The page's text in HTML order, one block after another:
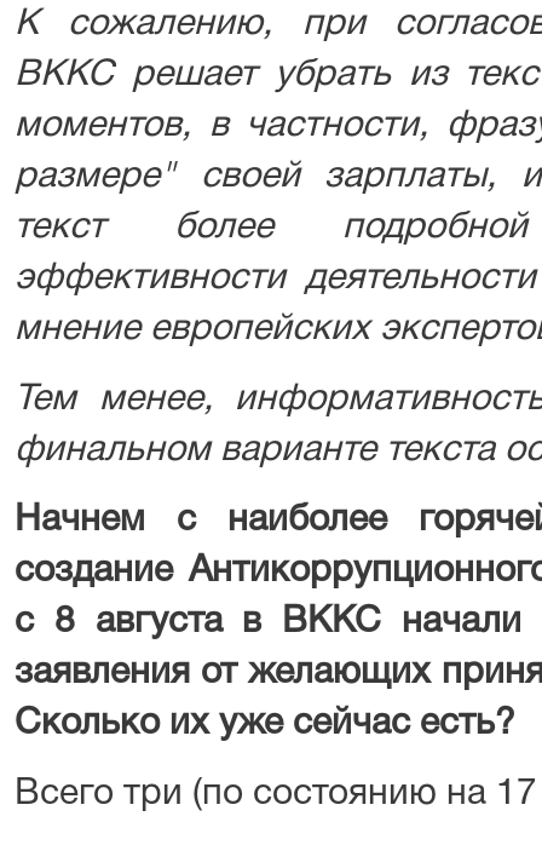
К сожалению, при
ВККС решает убрать из
моментов, в частности,
размере" своей зарплаты,
текст более
эффективности
мнение европейских
Тем менее,
финальном варианте текста
Начнем с наиболее
создание
с 8 августа в ВККС начали
заявления от желающих
Сколько их уже сейчас есть?
Всего три (по состоянию на 17